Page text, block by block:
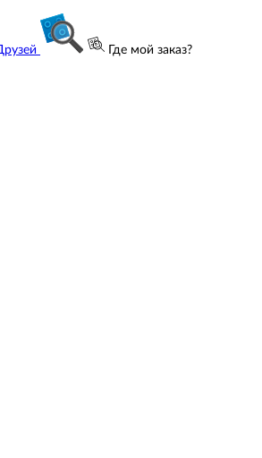
Где мой заказ?